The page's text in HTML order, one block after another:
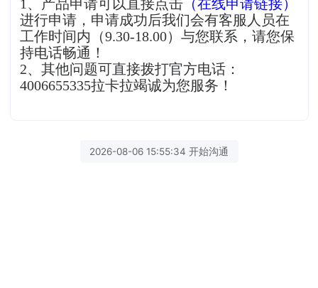
1、产品申请可以直接点击 （在线申请链接）
进行申请，申请成功后我们会有客服人员在
工作时间内（9.30-18.00）与您联系，请您保
持电话畅通！
2、其他问题可直接拨打官方电话：
4006655335拉卡拉竭诚为您服务！
2026-08-06 15:55:34 开始沟通